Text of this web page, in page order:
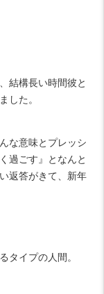
結構長い時間彼と
した。
な意味とプレッシ
過ごす』となんと
返答がきて、新年
タイプの人間。